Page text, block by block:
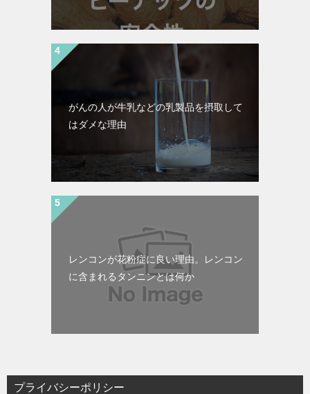
がんの人が牛乳などの乳製品を摂取して
はダメな理由
レンコンが花粉症に良い理由。レンコン
に含まれるタンニンとは何か
プライバシーポリシー